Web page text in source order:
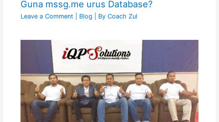
Guna mssg.me urus Database?
Leave a Comment Blog | By Coach Zul